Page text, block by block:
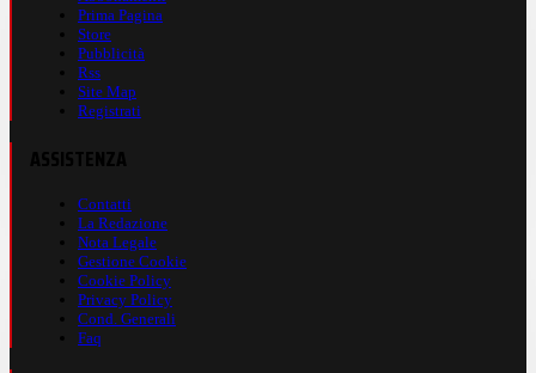
Prima Pagina
Store
Pubblicità
Rss
Site Map
Registrati
Contatti
La Redazione
Nota Legale
Gestione Cookie
Cookie Policy
Privacy Policy
Cond. Generali
Faq